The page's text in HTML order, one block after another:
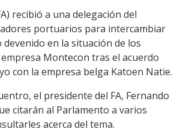
Link
recibió a una delegación del
portuarios para intercambiar
devenido en la situación de los
Montecon tras el acuerdo
con la empresa belga Katoen Natie.
el presidente del FA, Fernando
citarán al Parlamento a varios
acerca del tema.